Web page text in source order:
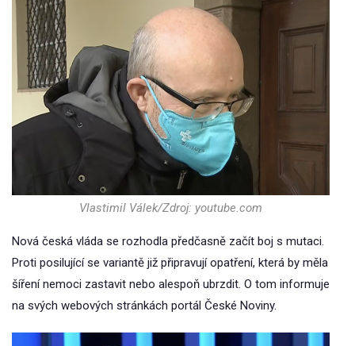
Vlastimil Válek/Zdroj: youtube.com
Nová česká vláda se rozhodla předčasně začít boj s mutaci.
Proti posilující se variantě již připravují opatření, která by měla
šíření nemoci zastavit nebo alespoň ubrzdit. O tom informuje
na svých webových stránkách portál České Noviny.